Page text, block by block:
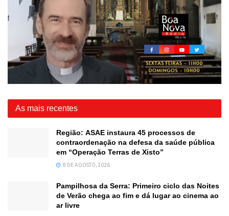
As mais recentes
Região: ASAE instaura 45 processos de
contraordenação na defesa da saúde pública
em “Operação Terras de Xisto”
8 DE AGOSTO, 2026
Pampilhosa da Serra: Primeiro ciclo das Noites
de Verão chega ao fim e dá lugar ao cinema ao
ar livre